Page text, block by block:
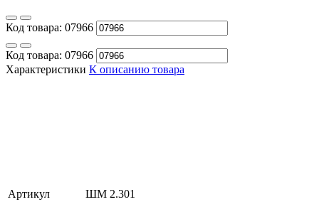
Код товара: 07966
Код товара: 07966
Характеристики К описанию товара
Артикул
ШМ 2.301